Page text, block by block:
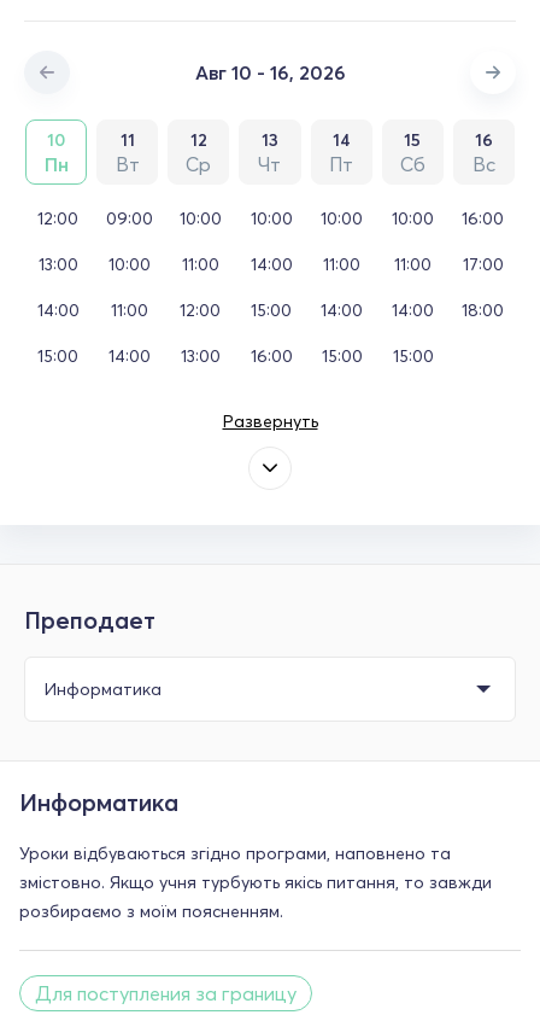
Авг 10 - 16, 2026
10
Пн
11
Вт
12
Ср
13
Чт
14
Пт
15
Сб
16
Вс
12:00
13:00
14:00
15:00
09:00
10:00
11:00
14:00
10:00
11:00
12:00
13:00
10:00
14:00
15:00
16:00
10:00
11:00
14:00
15:00
10:00
11:00
14:00
15:00
16:00
17:00
18:00
Развернуть
Преподает
Информатика
Уроки відбуваються згідно програми, наповнено та
змістовно. Якщо учня турбують якісь питання, то завжди
розбираємо з моїм поясненням.
Для поступления за границу